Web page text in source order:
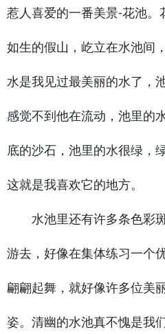
惹人喜爱的一番美景-花池
如生的假山，屹立在水池间
水是我见过最美丽的水了，
感觉不到他在流动，池里的
底的沙石，池里的水很绿，
这就是我喜欢它的地方。
水池里还有许多条色彩
游去，好像在集体练习一个
翩翩起舞，就好像许多位美
姿。清幽的水池真不愧是我